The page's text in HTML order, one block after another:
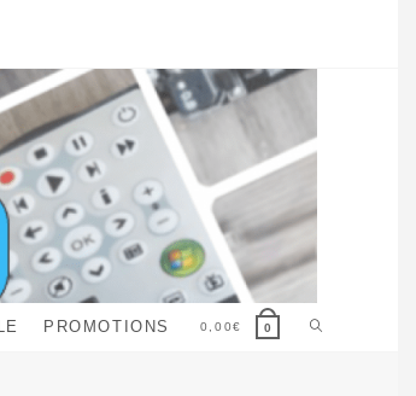
PROMOTIONS 0,00€ 0 Toggle